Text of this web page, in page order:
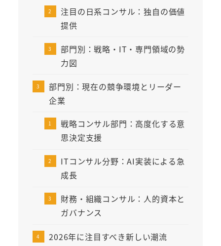
注目の日系コンサル：独自の価値
提供
部門別：戦略・IT・専門領域の勢
力図
部門別：現在の競争環境とリーダー
企業
戦略コンサル部門：高度化する意
思決定支援
ITコンサル分野：AI実装による急
成長
財務・組織コンサル：人的資本と
ガバナンス
2026年に注目すべき新しい潮流